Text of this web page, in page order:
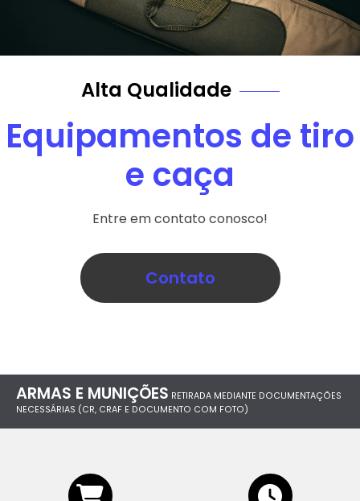
Alta Qualidade
Equipamentos de tiro
e caça
Entre em contato conosco!
Contato
ARMAS E MUNIÇÕES RETIRADA MEDIANTE DOCUMENTAÇÕES
NECESSÁRIAS (CR, CRAF E DOCUMENTO COM FOTO)